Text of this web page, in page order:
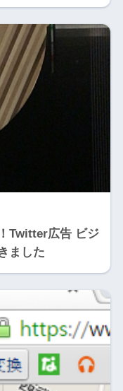
Twitter広告 ビジ
ました